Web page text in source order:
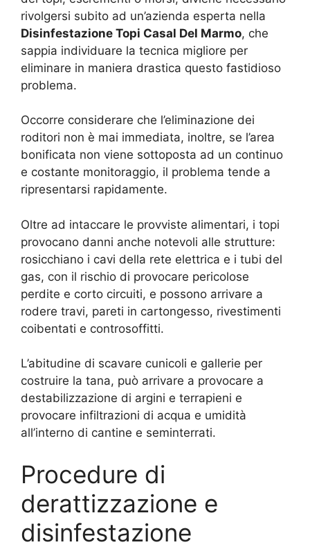
rivolgersi subito ad un’azienda esperta nella
Disinfestazione Topi Casal Del Marmo, che
sappia individuare la tecnica migliore per
eliminare in maniera drastica questo fastidioso
problema.
Occorre considerare che l’eliminazione dei
roditori non è mai immediata, inoltre, se l’area
bonificata non viene sottoposta ad un continuo
e costante monitoraggio, il problema tende a
ripresentarsi rapidamente.
Oltre ad intaccare le provviste alimentari, i topi
provocano danni anche notevoli alle strutture:
rosicchiano i cavi della rete elettrica e i tubi del
gas, con il rischio di provocare pericolose
perdite e corto circuiti, e possono arrivare a
rodere travi, pareti in cartongesso, rivestimenti
coibentati e controsoffitti.
L’abitudine di scavare cunicoli e gallerie per
costruire la tana, può arrivare a provocare a
destabilizzazione di argini e terrapieni e
provocare infiltrazioni di acqua e umidità
all’interno di cantine e seminterrati.
Procedure di
derattizzazione e
disinfestazione